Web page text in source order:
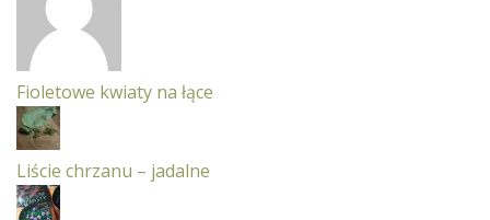
Fioletowe kwiaty na łące
Liście chrzanu – jadalne